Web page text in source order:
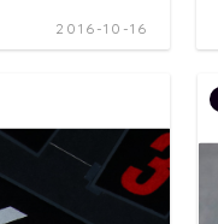
2016-10-16